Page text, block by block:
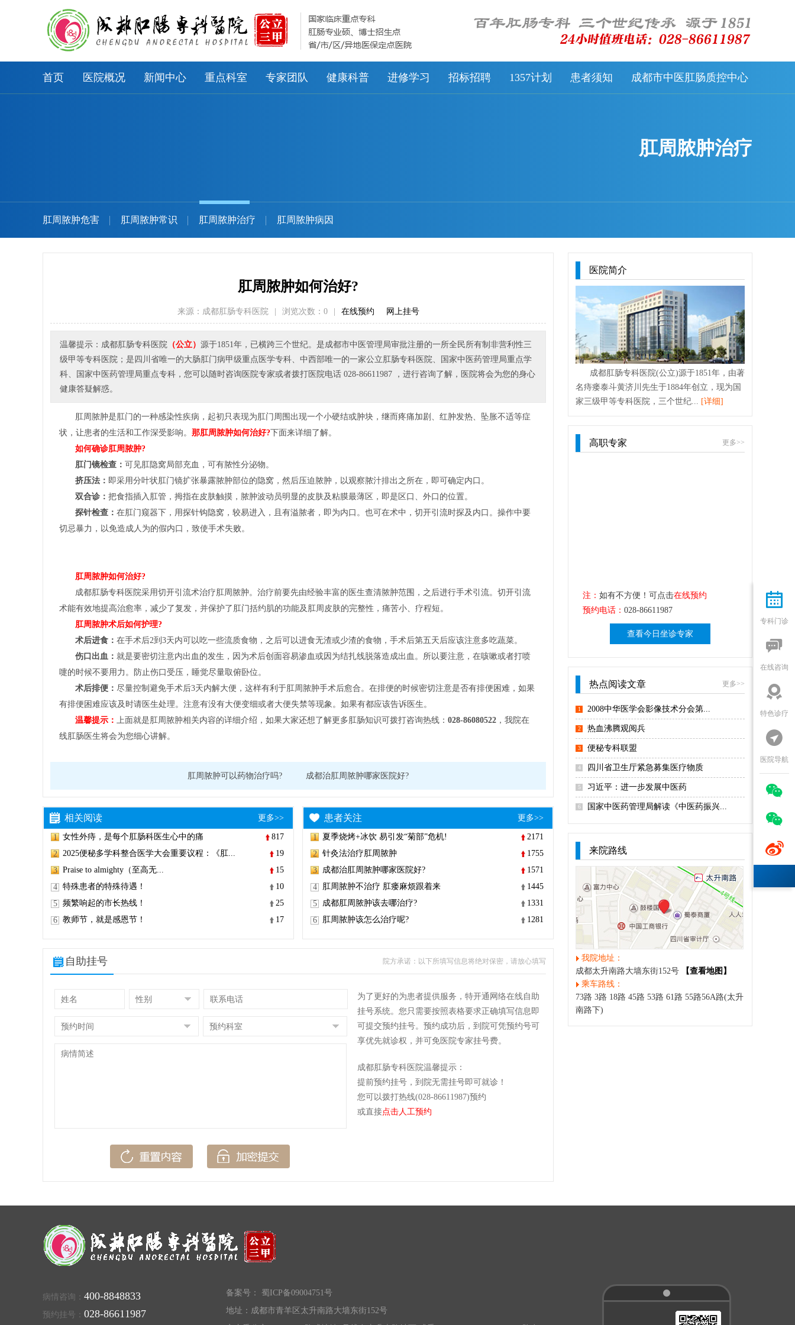
首页 医院概况 新闻中心 重点科室 专家团队 健康科普 进修学习 招标招聘 1357计划 患者须知 成都市中医肛肠质控中心
肛周脓肿治疗
肛周脓肿危害 肛周脓肿常识 肛周脓肿治疗 肛周脓肿病因
肛周脓肿如何治好?
来源：成都肛肠专科医院 浏览次数： 0 在线预约 网上挂号
温馨提示：成都肛肠专科医院 （公立） 源于1851年，已横跨三个世纪。是成都市中医管理局审批注册的一所全民所有制非营利性三
级甲等专科医院；是四川省唯一的大肠肛门病甲级重点医学专科、中西部唯一的一家公立肛肠专科医院、国家中医药管理局重点学
科、国家中医药管理局重点专科，您可以随时咨询医院专家或者拨打医院电话 028-86611987 ，进行咨询了解，医院将会为您的身心
健康答疑解惑。
肛周脓肿是肛门的一种感染性疾病，起初只表现为肛门周围出现一个小硬结或肿块，继而疼痛加剧、红肿发热、坠胀不适等症
状，让患者的生活和工作深受影响。 那肛周脓肿如何治好?下面来详细了解。
如何确诊肛周脓肿?
肛门镜检查： 可见肛隐窝局部充血，可有脓性分泌物。
挤压法： 即采用分叶状肛门镜扩张暴露脓肿部位的隐窝，然后压迫脓肿，以观察脓汁排出之所在，即可确定内口。
双合诊： 把食指插入肛管，拇指在皮肤触摸，脓肿波动员明显的皮肤及粘膜最薄区，即是区口、外口的位置。
探针检查： 在肛门窥器下，用探针钩隐窝，较易进入，且有溢脓者，即为内口。也可在术中，切开引流时探及内口。操作中要
切忌暴力，以免造成人为的假内口，致使手术失败。
肛周脓肿如何治好?
成都肛肠专科医院采用切开引流术治疗肛周脓肿。治疗前要先由经验丰富的医生查清脓肿范围，之后进行手术引流。切开引流
术能有效地提高治愈率，减少了复发，并保护了肛门括约肌的功能及肛周皮肤的完整性，痛苦小、疗程短。
肛周脓肿术后如何护理?
术后进食： 在手术后2到3天内可以吃一些流质食物，之后可以进食无渣或少渣的食物，手术后第五天后应该注意多吃蔬菜。
伤口出血： 就是要密切注意内出血的发生，因为术后创面容易渗血或因为结扎线脱落造成出血。所以要注意，在咳嗽或者打喷
嚏的时候不要用力。防止伤口受压，睡觉尽量取俯卧位。
术后排便： 尽量控制避免手术后3天内解大便，这样有利于肛周脓肿手术后愈合。在排便的时候密切注意是否有排便困难，如果
有排便困难应该及时请医生处理。注意有没有大便变细或者大便失禁等现象。如果有都应该告诉医生。
温馨提示： 上面就是肛周脓肿相关内容的详细介绍，如果大家还想了解更多肛肠知识可拨打咨询热线： 028-86080522 ，我院在
线肛肠医生将会为您细心讲解。
肛周脓肿可以药物治疗吗? 成都治肛周脓肿哪家医院好?
相关阅读 更多>>
1 女性外痔，是每个肛肠科医生心中的痛
817
2
2025便秘多学科整合医学大会重要议程：《肛...
19
3
Praise to almighty（至高无...
15
4
特殊患者的特殊待遇！
10
5
频繁响起的市长热线！
25
6
教师节，就是感恩节！ 17
患者关注 更多>>
1 夏季烧烤+冰饮 易引发“菊部”危机!
2171
2
针灸法治疗肛周脓肿
1755
3
成都治肛周脓肿哪家医院好?
1571
4
肛周脓肿不治疗 肛瘘麻烦跟着来
1445
5
成都肛周脓肿该去哪治疗?
1331
6
肛周脓肿该怎么治疗呢? 1281
自助挂号 院方承诺：以下所填写信息将绝对保密，请放心填写
为了更好的为患者提供服务，特开通网络在线自助
挂号系统。您只需要按照表格要求正确填写信息即
可提交预约挂号。预约成功后，到院可凭预约号可
享优先就诊权，并可免医院专家挂号费。
成都肛肠专科医院温馨提示：
提前预约挂号，到院无需挂号即可就诊！
您可以拨打热线(028-86611987)预约
或直接点击人工预约
医院简介
成都肛肠专科医院(公立)源于1851年，由著
名痔瘘泰斗黄济川先生于1884年创立，现为国
家三级甲等专科医院，三个世纪...
[详细]
高职专家 更多>>
注： 如有不方便！可点击在线预约
预约电话： 028-86611987
查看今日坐诊专家
热点阅读文章 更多>>
1 2008中华医学会影像技术分会第...
2 热血沸腾观阅兵
3 便秘专科联盟
4 四川省卫生厅紧急募集医疗物质
5 习近平：进一步发展中医药
6 国家中医药管理局解读《中医药振兴...
来院路线
我院地址：
成都太升南路大墙东街152号
【查看地图】
乘车路线：
73路 3路 18路 45路 53路 61路 55路56A路(太升
南路下)

专科门诊

在线咨询

特色诊疗

医院导航



病情咨询： 400-8848833
预约挂号： 028-86611987
备案号：
蜀ICP备09004751号
地址：成都市青羊区太升南路大墙东街152号